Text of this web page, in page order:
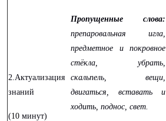
2.Актуализация
знаний
(10 минут)
Пропущенные слова:
препаровальная игла,
предметное и покровное
стёкла, убрать,
скальпель, вещи,
двигаться, вставать и
ходить, поднос, свет.